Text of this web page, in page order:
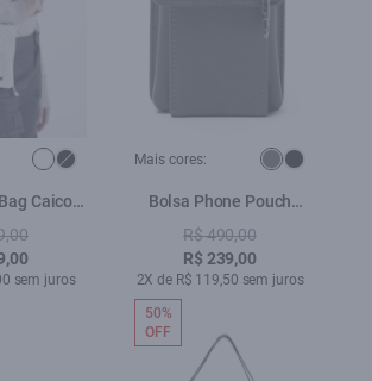
Caicos
sem juros
Mais cores:
Bolsa Phone Pouch
Utilitary Grafite
R$ 490,00
R$ 239,00
2X de R$ 119,50 sem juros
50%
OFF